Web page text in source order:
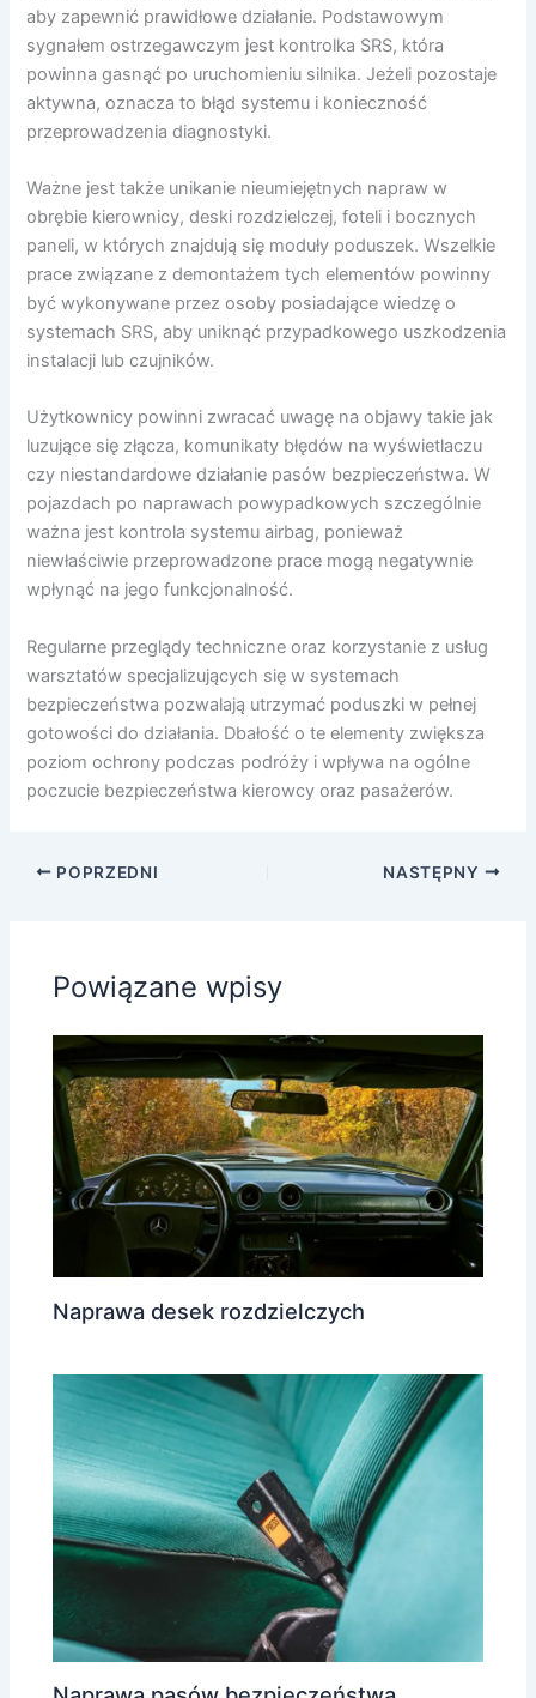
aby zapewnić prawidłowe działanie. Podstawowym
sygnałem ostrzegawczym jest kontrolka SRS, która
powinna gasnąć po uruchomieniu silnika. Jeżeli pozostaje
aktywna, oznacza to błąd systemu i konieczność
przeprowadzenia diagnostyki.
Ważne jest także unikanie nieumiejętnych napraw w
obrębie kierownicy, deski rozdzielczej, foteli i bocznych
paneli, w których znajdują się moduły poduszek. Wszelkie
prace związane z demontażem tych elementów powinny
być wykonywane przez osoby posiadające wiedzę o
systemach SRS, aby uniknąć przypadkowego uszkodzenia
instalacji lub czujników.
Użytkownicy powinni zwracać uwagę na objawy takie jak
luzujące się złącza, komunikaty błędów na wyświetlaczu
czy niestandardowe działanie pasów bezpieczeństwa. W
pojazdach po naprawach powypadkowych szczególnie
ważna jest kontrola systemu airbag, ponieważ
niewłaściwie przeprowadzone prace mogą negatywnie
wpłynąć na jego funkcjonalność.
Regularne przeglądy techniczne oraz korzystanie z usług
warsztatów specjalizujących się w systemach
bezpieczeństwa pozwalają utrzymać poduszki w pełnej
gotowości do działania. Dbałość o te elementy zwiększa
poziom ochrony podczas podróży i wpływa na ogólne
poczucie bezpieczeństwa kierowcy oraz pasażerów.
POPRZEDNI NASTĘPNY
Powiązane wpisy
Naprawa desek rozdzielczych